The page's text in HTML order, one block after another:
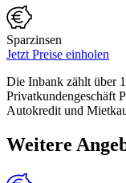
Sparzinsen
Jetzt Preise einholen
Die Inbank zählt über
Privatkundengeschäft
Autokredit und
Weitere